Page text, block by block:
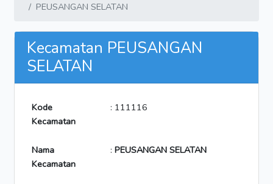
PEUSANGAN SELATAN
Kecamatan PEUSANGAN
SELATAN
Kode
Kecamatan
: 111116
Nama
Kecamatan
: PEUSANGAN SELATAN